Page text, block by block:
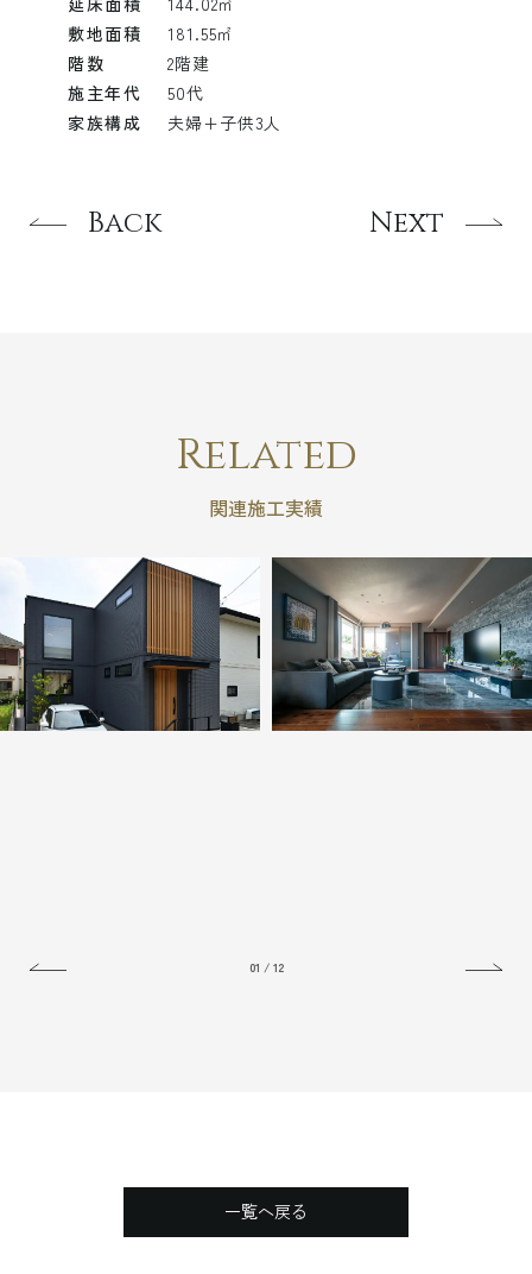
敷地面積
181.55㎡
階数
2階建
施主年代
50代
家族構成
夫婦+子供3人
Back Next
Related
関連施工実績
New 01 / 12
一覧へ戻る